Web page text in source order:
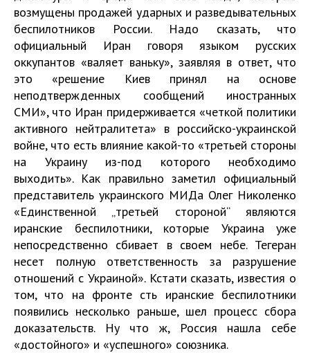
возмущены продажей ударных и разведывательных
беспилотников России. Надо сказать, что
официальный Иран говоря языком русских
оккупантов «валяет ваньку», заявляя в ответ, что
это «решение Киев принял на основе
неподтвержденных сообщений иностранных
СМИ», что Иран придерживается «четкой политики
активного нейтралитета» в российско-украинской
войне, что есть влияние какой-то «третьей стороны
на Украину из-под которого необходимо
выходить». Как правильно заметил официальный
представитель украинского МИДа Олег Николенко
«Единственной „третьей стороной“ являются
иранские беспилотники, которые Украина уже
непосредственно сбивает в своем небе. Тегеран
несет полную ответственность за разрушение
отношений с Украиной». Кстати сказать, известия о
том, что на фронте сть иранские беспилотники
появились несколько раньше, шел процесс сбора
доказательств. Ну что ж, Россия нашла себе
«достойного» и «успешного» союзника.